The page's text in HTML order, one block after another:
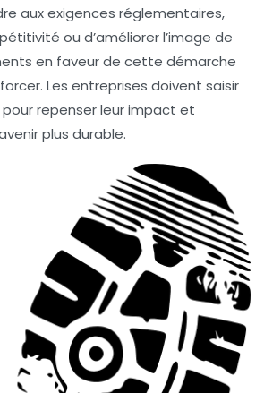
aux exigences réglementaires,
ou d’améliorer l’image de
en faveur de cette démarche
Les entreprises doivent saisir
repenser leur impact et
plus durable.